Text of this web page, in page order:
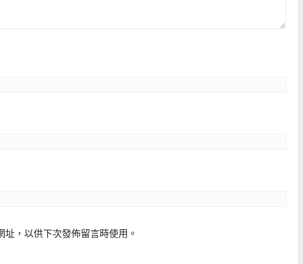
，以供下次發佈留言時使用。